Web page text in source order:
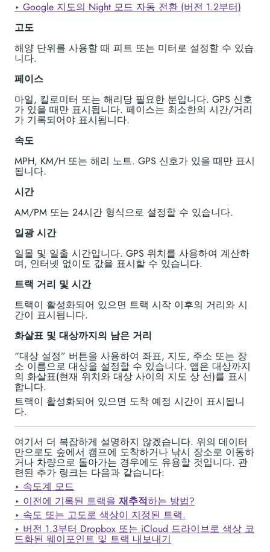
‣ Google 지도의 Night 모드 자동 전환 (버전 1.2부터)
고도
해양 단위를 사용할 때 피트 또는 미터로 설정할 수 있습
니다.
페이스
마일, 킬로미터 또는 해리당 필요한 분입니다. GPS 신호
가 있을 때만 표시됩니다. 페이스는 최소한의 시간/거리
가 기록되어야 표시됩니다.
속도
MPH, KM/H 또는 해리 노트. GPS 신호가 있을 때만 표시
됩니다.
시간
AM/PM 또는 24시간 형식으로 설정할 수 있습니다.
일광 시간
일몰 및 일출 시간입니다. GPS 위치를 사용하여 계산하
며, 인터넷 없이도 값을 표시할 수 있습니다.
트랙 거리 및 시간
트랙이 활성화되어 있으면 트랙 시작 이후의 거리와 시
간이 표시됩니다.
화살표 및 대상까지의 남은 거리
“대상 설정” 버튼을 사용하여 좌표, 지도, 주소 또는 장
소 이름으로 대상을 설정할 수 있습니다. 앱은 대상까지
의 화살표(현재 위치와 대상 사이의 지도 상 선)를 표시
합니다.
트랙이 활성화되어 있으면 도착 예정 시간이 표시됩니
다.
여기서 더 복잡하게 설명하지 않겠습니다. 위의 데이터
만으로도 숲에서 캠프에 도착하거나 낚시 장소로 이동하
거나 차량으로 돌아가는 경우에도 유용할 것입니다. 관
련된 추가 링크는 다음과 같습니다:
‣ 속도계 모드
‣ 이전에 기록된 트랙을 재추적하는 방법?
‣ 속도 또는 고도로 색상이 지정된 트랙.
‣ 버전 1.3부터 Dropbox 또는 iCloud 드라이브로 색상 코
드화된 웨이포인트 및 트랙 내보내기